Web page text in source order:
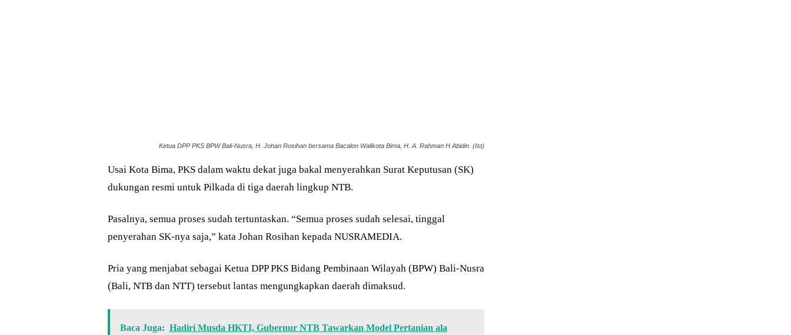
Ketua DPP PKS BPW Bali-Nusra, H. Johan Rosihan bersama Bacalon Walikota Bima, H. A. Rahman H Abidin. (Ist)
Usai Kota Bima, PKS dalam waktu dekat juga bakal menyerahkan Surat Keputusan (SK)
dukungan resmi untuk Pilkada di tiga daerah lingkup NTB.
Pasalnya, semua proses sudah tertuntaskan. “Semua proses sudah selesai, tinggal
penyerahan SK-nya saja,” kata Johan Rosihan kepada NUSRAMEDIA.
Pria yang menjabat sebagai Ketua DPP PKS Bidang Pembinaan Wilayah (BPW) Bali-Nusra
(Bali, NTB dan NTT) tersebut lantas mengungkapkan daerah dimaksud.
Baca Juga: Hadiri Musda HKTI, Gubernur NTB Tawarkan Model Pertanian ala